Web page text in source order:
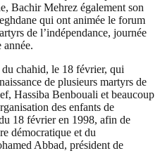
Bachir Mehrez également son
qui ont animée le forum
de l’indépendance, journée
chahid, le 18 février, qui
de plusieurs martyrs de
Hassiba Benbouali et beaucoup
des enfants de
18 février en 1998, afin de
démocratique et du
Abbad, président de